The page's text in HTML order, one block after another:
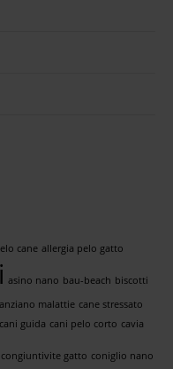
cane allergia pelo gatto
asino nano bau-beach biscotti
malattie cane stressato
cani guida cani pelo corto cavia
congiuntivite gatto coniglio nano